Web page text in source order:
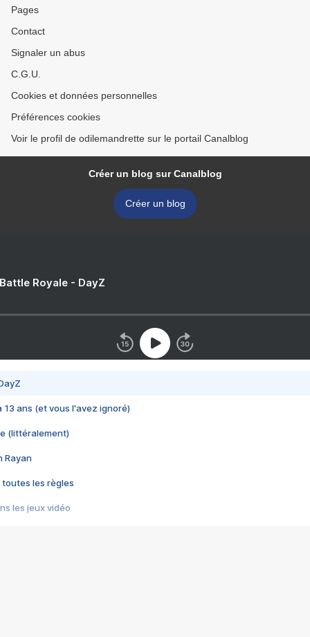
Pages
Contact
Signaler un abus
C.G.U.
Cookies et données personnelles
Préférences cookies
Voir le profil de odilemandrette sur le portail Canalblog
Créer un blog sur Canalblog
Créer un blog
Royale - DayZ
13 ans (et vous l'avez ignoré)
(littéralement)
Rayan
toutes les règles
les jeux vidéo